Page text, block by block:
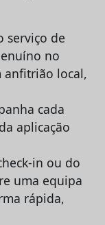
serviço de
no
anfitrião local,
cada
aplicação
in ou do
uma equipa
rápida,